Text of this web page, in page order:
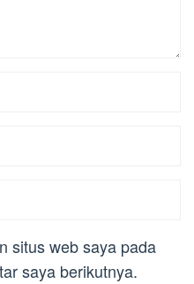
situs web saya pada
saya berikutnya.